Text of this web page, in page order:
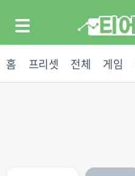
홈 프리셋 전체 게임